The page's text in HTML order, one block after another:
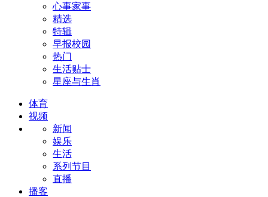
心事家事
精选
特辑
早报校园
热门
生活贴士
星座与生肖
体育
视频
新闻
娱乐
生活
系列节目
直播
播客